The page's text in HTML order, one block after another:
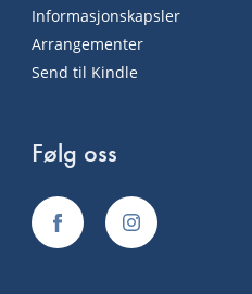
Informasjonskapsler
Arrangementer
Send til Kindle
Følg oss